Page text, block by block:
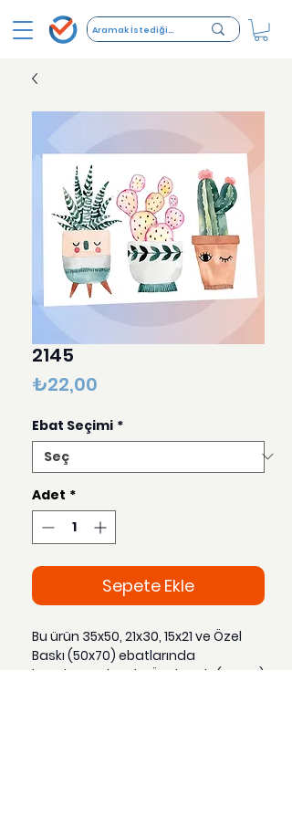
2145
₺22,00
Ebat Seçimi *
Adet *
Sepete Ekle
Bu ürün 35x50, 21x30, 15x21 ve Özel
Baskı (50x70) ebatlarında
hazırlanmaktadır. Özel Baskı (50x70)